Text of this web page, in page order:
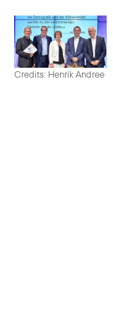
Credits: Henrik Andree